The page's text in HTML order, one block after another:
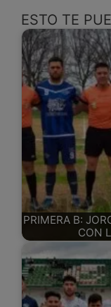
ESTO TE
PRIMERA B:
CON